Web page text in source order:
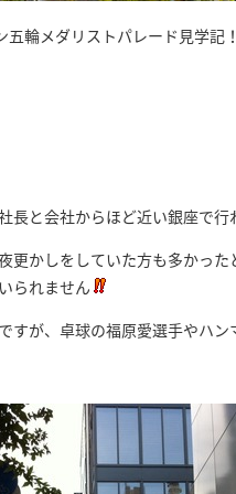
五輪メダリストパレード見学記
長と会社からほど近い銀座で
更かしをしていた方も多かっ
られません
すが、卓球の福原愛選手やハ